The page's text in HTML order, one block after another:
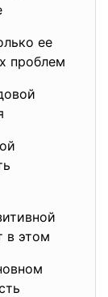
ее
проблем
в этом